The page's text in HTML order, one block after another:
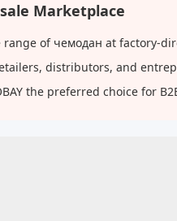
Marketplace
range of чемодан at
distributors, and
the preferred choice for